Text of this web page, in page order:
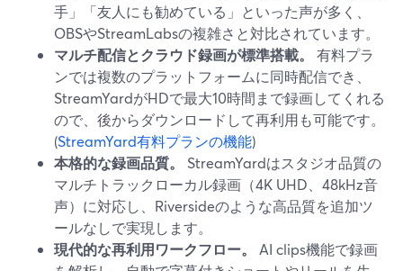
手」「友人にも勧めている」といった声が多く、
OBSやStreamLabsの複雑さと対比されています。
マルチ配信とクラウド録画が標準搭載。
有料プラ
ンでは複数のプラットフォームに同時配信でき、
StreamYardがHDで最大10時間まで録画してくれる
ので、後からダウンロードして再利用も可能です。
(StreamYard有料プランの機能)
本格的な録画品質。
StreamYardはスタジオ品質の
マルチトラックローカル録画（4K UHD、48kHz音
声）に対応し、Riversideのような高品質を追加ツ
ールなしで実現します。
現代的な再利用ワークフロー。
AI clips機能で録画